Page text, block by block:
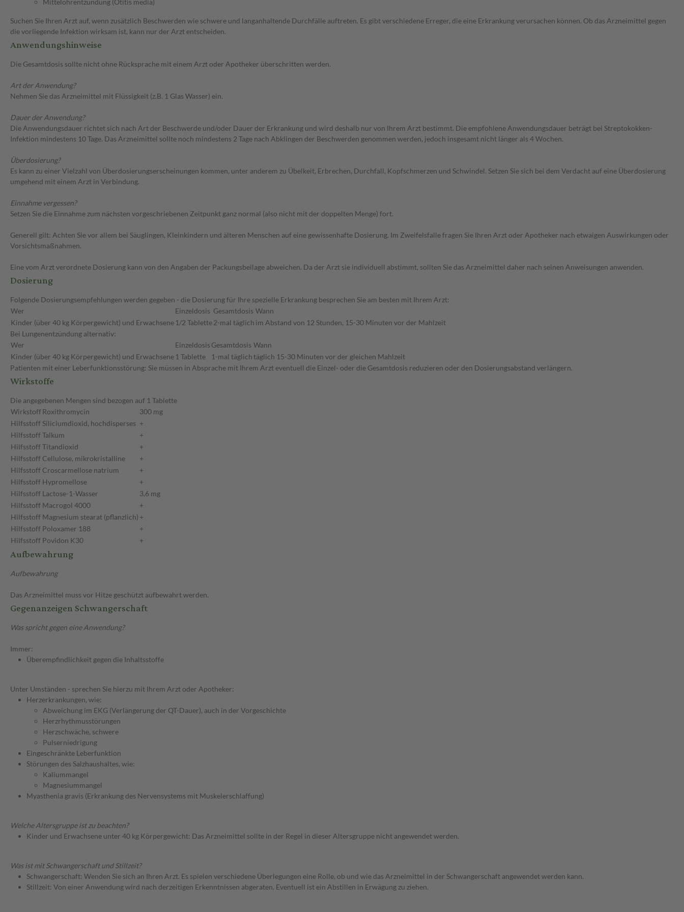
Mittelohrentzündung (Otitis media)
Suchen Sie Ihren Arzt auf, wenn zusätzlich Beschwerden wie schwere und langanhaltende Durchfälle auftreten. Es gibt verschiedene Erreger, die eine Erkrankung verursachen können. Ob das Arzneimittel gegen
die vorliegende Infektion wirksam ist, kann nur der Arzt entscheiden.
Anwendungshinweise
Die Gesamtdosis sollte nicht ohne Rücksprache mit einem Arzt oder Apotheker überschritten werden.
Art der Anwendung?
Nehmen Sie das Arzneimittel mit Flüssigkeit (z.B. 1 Glas Wasser) ein.
Dauer der Anwendung?
Die Anwendungsdauer richtet sich nach Art der Beschwerde und/oder Dauer der Erkrankung und wird deshalb nur von Ihrem Arzt bestimmt. Die empfohlene Anwendungsdauer beträgt bei Streptokokken-
Infektion mindestens 10 Tage. Das Arzneimittel sollte noch mindestens 2 Tage nach Abklingen der Beschwerden genommen werden, jedoch insgesamt nicht länger als 4 Wochen.
Überdosierung?
Es kann zu einer Vielzahl von Überdosierungserscheinungen kommen, unter anderem zu Übelkeit, Erbrechen, Durchfall, Kopfschmerzen und Schwindel. Setzen Sie sich bei dem Verdacht auf eine Überdosierung
umgehend mit einem Arzt in Verbindung.
Einnahme vergessen?
Setzen Sie die Einnahme zum nächsten vorgeschriebenen Zeitpunkt ganz normal (also nicht mit der doppelten Menge) fort.
Generell gilt: Achten Sie vor allem bei Säuglingen, Kleinkindern und älteren Menschen auf eine gewissenhafte Dosierung. Im Zweifelsfalle fragen Sie Ihren Arzt oder Apotheker nach etwaigen Auswirkungen oder
Vorsichtsmaßnahmen.
Eine vom Arzt verordnete Dosierung kann von den Angaben der Packungsbeilage abweichen. Da der Arzt sie individuell abstimmt, sollten Sie das Arzneimittel daher nach seinen Anweisungen anwenden.
Dosierung
Folgende Dosierungsempfehlungen werden gegeben - die Dosierung für Ihre spezielle Erkrankung besprechen Sie am besten mit Ihrem Arzt:
Wer
Einzeldosis Gesamtdosis Wann
Kinder (über 40 kg Körpergewicht) und Erwachsene 1/2 Tablette2-mal täglich im Abstand von 12 Stunden, 15-30 Minuten vor der Mahlzeit
Bei Lungenentzündung alternativ:
Wer
Einzeldosis Gesamtdosis Wann
Kinder (über 40 kg Körpergewicht) und Erwachsene 1 Tablette 1-mal täglichtäglich 15-30 Minuten vor der gleichen Mahlzeit
Patienten mit einer Leberfunktionsstörung: Sie müssen in Absprache mit Ihrem Arzt eventuell die Einzel- oder die Gesamtdosis reduzieren oder den Dosierungsabstand verlängern.
Wirkstoffe
Die angegebenen Mengen sind bezogen auf 1 Tablette
WirkstoffRoxithromycin
300 mg
Hilfsstoff Siliciumdioxid, hochdisperses +
HilfsstoffTalkum
+
HilfsstoffTitandioxid
+
Hilfsstoff Cellulose, mikrokristalline
+
Hilfsstoff Croscarmellose natrium
+
Hilfsstoff Hypromellose
+
Hilfsstoff Lactose-1-Wasser
3,6 mg
Hilfsstoff Macrogol 4000
+
Hilfsstoff Magnesium stearat (pflanzlich) +
Hilfsstoff Poloxamer 188
+
Hilfsstoff Povidon K30 +
Aufbewahrung
Aufbewahrung
Das Arzneimittel muss vor Hitze geschützt aufbewahrt werden.
Gegenanzeigen Schwangerschaft
Was spricht gegen eine Anwendung?
Immer:
Überempfindlichkeit gegen die Inhaltsstoffe
Unter Umständen - sprechen Sie hierzu mit Ihrem Arzt oder Apotheker:
Herzerkrankungen, wie:
Abweichung im EKG (Verlängerung der QT-Dauer), auch in der Vorgeschichte
Herzrhythmusstörungen
Herzschwäche, schwere
Pulserniedrigung
Eingeschränkte Leberfunktion
Störungen des Salzhaushaltes, wie:
Kaliummangel
Magnesiummangel
Myasthenia gravis (Erkrankung des Nervensystems mit Muskelerschlaffung)
Welche Altersgruppe ist zu beachten?
Kinder und Erwachsene unter 40 kg Körpergewicht: Das Arzneimittel sollte in der Regel in dieser Altersgruppe nicht angewendet werden.
Was ist mit Schwangerschaft und Stillzeit?
Schwangerschaft: Wenden Sie sich an Ihren Arzt. Es spielen verschiedene Überlegungen eine Rolle, ob und wie das Arzneimittel in der Schwangerschaft angewendet werden kann.
Stillzeit: Von einer Anwendung wird nach derzeitigen Erkenntnissen abgeraten. Eventuell ist ein Abstillen in Erwägung zu ziehen.